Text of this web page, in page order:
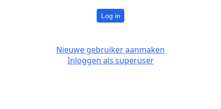
Log in
Nieuwe gebruiker aanmaken
Inloggen als superuser